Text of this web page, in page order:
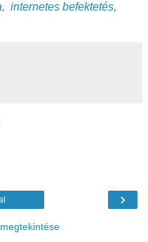
, internetes befektetés,
›